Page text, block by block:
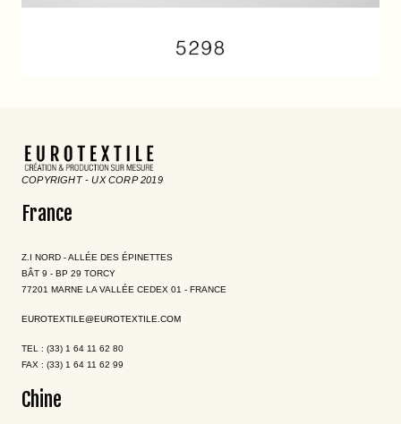
COPYRIGHT - UX CORP 2019
France
Z.I NORD - ALLÉE DES ÉPINETTES
BÂT 9 - BP 29 TORCY
77201 MARNE LA VALLÉE CEDEX 01 - FRANCE
EUROTEXTILE@EUROTEXTILE.COM
TEL : (33) 1 64 11 62 80
FAX : (33) 1 64 11 62 99
Chine